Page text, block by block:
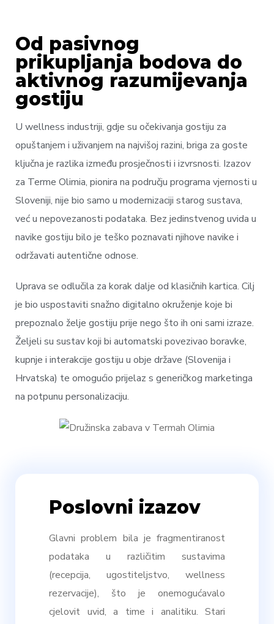
Od pasivnog
prikupljanja bodova do
aktivnog razumijevanja
gostiju
U wellness industriji, gdje su očekivanja gostiju za
opuštanjem i uživanjem na najvišoj razini, briga za goste
ključna je razlika između prosječnosti i izvrsnosti. Izazov
za Terme Olimia, pionira na području programa vjernosti u
Sloveniji, nije bio samo u modernizaciji starog sustava,
već u nepovezanosti podataka. Bez jedinstvenog uvida u
navike gostiju bilo je teško poznavati njihove navike i
održavati autentične odnose.
Uprava se odlučila za korak dalje od klasičnih kartica. Cilj
je bio uspostaviti snažno digitalno okruženje koje bi
prepoznalo želje gostiju prije nego što ih oni sami izraze.
Željeli su sustav koji bi automatski povezivao boravke,
kupnje i interakcije gostiju u obje države (Slovenija i
Hrvatska) te omogućio prijelaz s generičkog marketinga
na potpunu personalizaciju.
Poslovni izazov
Glavni problem bila je fragmentiranost
podataka u različitim sustavima
(recepcija, ugostiteljstvo, wellness
rezervacije), što je onemogućavalo
cjelovit uvid, a time i analitiku. Stari